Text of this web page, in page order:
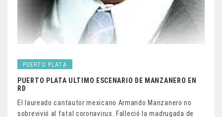
PUERTO PLATA
PUERTO PLATA ULTIMO ESCENARIO DE MANZANERO EN
RD
El laureado cantautor mexicano Armando Manzanero no
sobrevivió al fatal coronavirus. Falleció la madrugada de